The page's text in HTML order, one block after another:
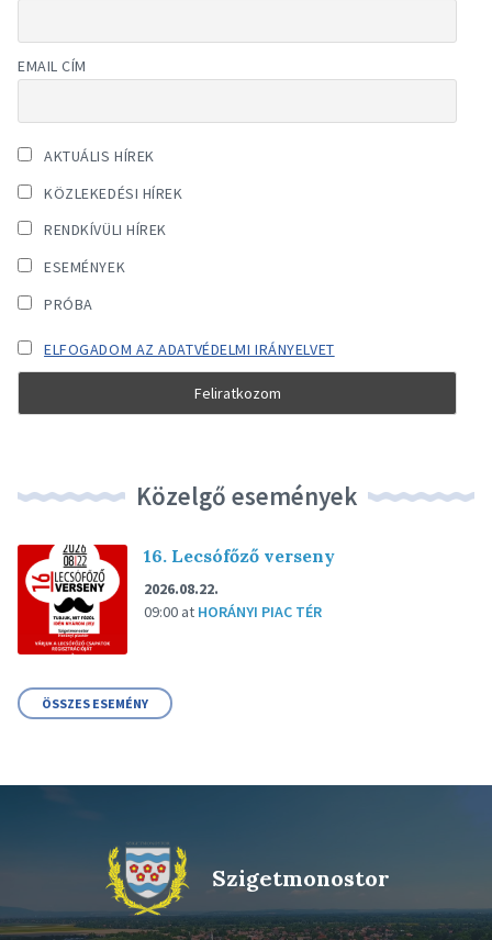
EMAIL CÍM
AKTUÁLIS HÍREK
KÖZLEKEDÉSI HÍREK
RENDKÍVÜLI HÍREK
ESEMÉNYEK
PRÓBA
ELFOGADOM AZ ADATVÉDELMI IRÁNYELVET
Közelgő események
16. Lecsófőző verseny
2026.08.22.
09:00 at HORÁNYI PIAC TÉR
ÖSSZES ESEMÉNY
Szigetmonostor